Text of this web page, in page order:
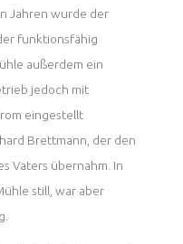
Jahren wurde der
funktionsfähig
außerdem ein
jedoch mit
eingestellt
Brettmann, der den
Vaters übernahm. In
still, war aber